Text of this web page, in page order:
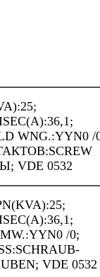
WNG.:YYN0 /
VDE 0532
/0;
VDE 0532